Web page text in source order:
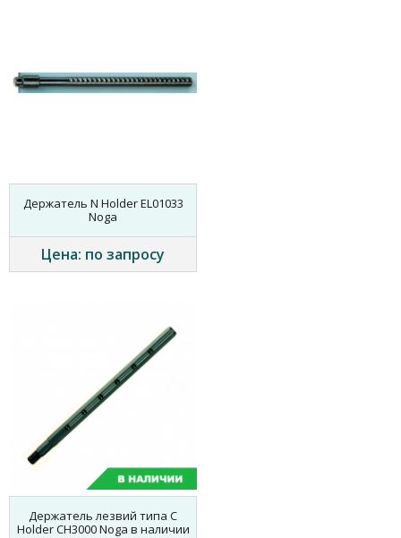
Держатель N Holder EL01033
Noga
Цена: по запросу
Держатель лезвий типа C
Holder CH3000 Noga в наличии